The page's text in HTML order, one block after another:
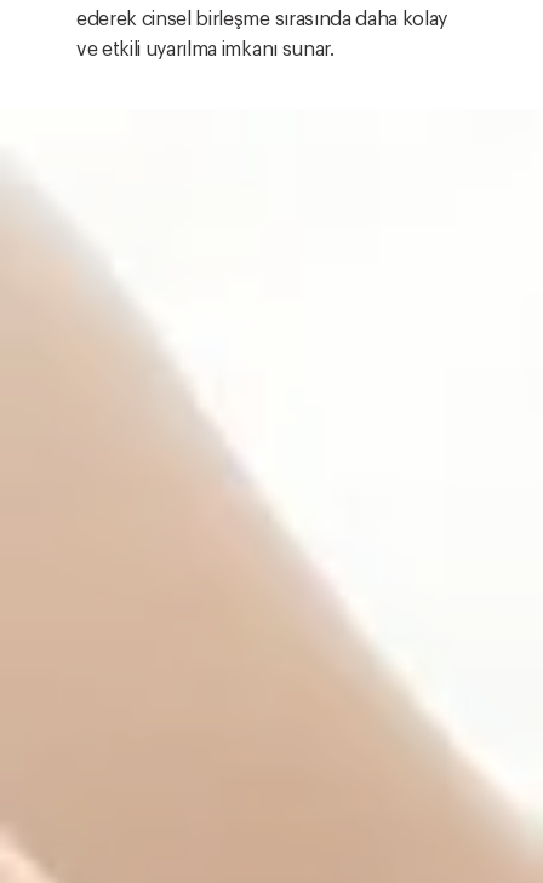
ederek cinsel birleşme sırasında daha kolay
ve etkili uyarılma imkanı sunar.